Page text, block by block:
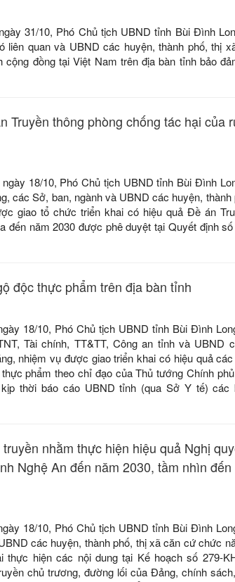
31/10, Phó Chủ tịch UBND tỉnh Bùi Đình
liên quan và UBND các huyện, thành phố, thị
đồng tại Việt Nam trên địa bàn tỉnh bảo
Truyền thông phòng chống tác hại của
18/10, Phó Chủ tịch UBND tỉnh Bùi Đình
các Sở, ban, ngành và UBND các huyện, thành
giao tổ chức triển khai có hiệu quả Đề án
đến năm 2030 được phê duyệt tại Quyết định
độc thực phẩm trên địa bàn tỉnh
18/10, Phó Chủ tịch UBND tỉnh Bùi Đình
Tài chính, TT&TT, Công an tỉnh và UBND
nhiệm vụ được giao triển khai có hiệu quả
phẩm theo chỉ đạo của Thủ tướng Chính
kịp thời báo cáo UBND tỉnh (qua Sở Y tế) các
nhằm thực hiện hiệu quả Nghị
Nghệ An đến năm 2030, tầm nhìn đến
18/10, Phó Chủ tịch UBND tỉnh Bùi Đình
các huyện, thành phố, thị xã căn cứ chức
thực hiện các nội dung tại Kế hoạch số 279-
chủ trương, đường lối của Đảng, chính